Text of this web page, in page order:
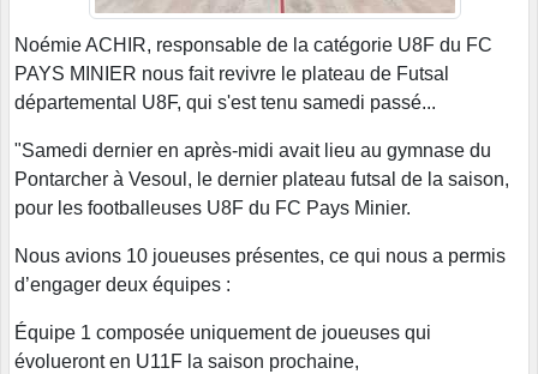
Noémie ACHIR, responsable de la catégorie U8F du FC
PAYS MINIER nous fait revivre le plateau de Futsal
départemental U8F, qui s'est tenu samedi passé...
"Samedi dernier en après-midi avait lieu au gymnase du
Pontarcher à Vesoul, le dernier plateau futsal de la saison,
pour les footballeuses U8F du FC Pays Minier.
Nous avions 10 joueuses présentes, ce qui nous a permis
d’engager deux équipes :
Équipe 1 composée uniquement de joueuses qui
évolueront en U11F la saison prochaine,